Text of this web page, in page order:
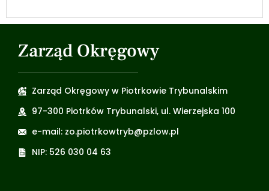
Zarząd Okręgowy
Zarząd Okręgowy w Piotrkowie Trybunalskim
97-300 Piotrków Trybunalski, ul. Wierzejska 100
e-mail: zo.piotrkowtryb@pzlow.pl
NIP: 526 030 04 63